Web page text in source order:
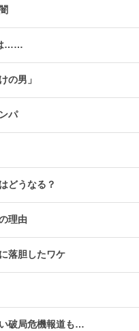
……
の男」
パ
どうなる？
理由
落胆したワケ
破局危機報道も…